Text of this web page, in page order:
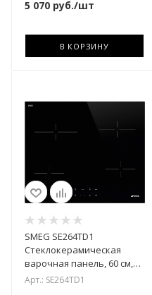
5 070 руб./шт
В КОРЗИНУ
SMEG SE264TD1
Cтеклокерамическая
варочная панель, 60 см,
прямой край
Арт.: SE264TD1